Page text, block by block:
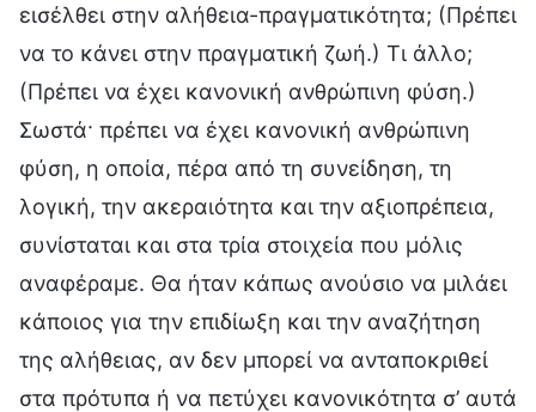
εισέλθει στην αλήθεια-πραγματικότητα; (Πρέπει
να το κάνει στην πραγματική ζωή.) Τι άλλο;
(Πρέπει να έχει κανονική ανθρώπινη φύση.)
Σωστά· πρέπει να έχει κανονική ανθρώπινη
φύση, η οποία, πέρα από τη συνείδηση, τη
λογική, την ακεραιότητα και την αξιοπρέπεια,
συνίσταται και στα τρία στοιχεία που μόλις
αναφέραμε. Θα ήταν κάπως ανούσιο να μιλάει
κάποιος για την επιδίωξη και την αναζήτηση
της αλήθειας, αν δεν μπορεί να ανταποκριθεί
στα πρότυπα ή να πετύχει κανονικότητα σ’ αυτά